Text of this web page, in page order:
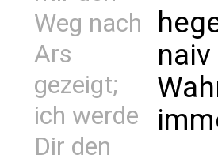
Weg nach
Ars
gezeigt;
ich werde
Dir den